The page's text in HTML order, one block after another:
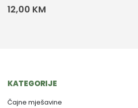
12,00 KM
KATEGORIJE
Čajne mješavine